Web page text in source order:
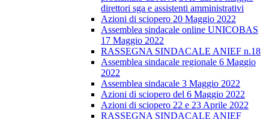
direttori sga e assistenti amministrativi
Azioni di sciopero 20 Maggio 2022
Assemblea sindacale online UNICOBAS
17 Maggio 2022
RASSEGNA SINDACALE ANIEF n.18
Assemblea sindacale regionale 6 Maggio
2022
Assemblea sindacale 3 Maggio 2022
Azioni di sciopero del 6 Maggio 2022
Azioni di sciopero 22 e 23 Aprile 2022
RASSEGNA SINDACALE ANIEF